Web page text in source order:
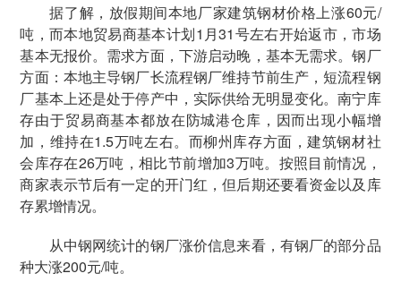
据了解，放假期间本地厂家建筑钢材价格上涨60元/
吨，而本地贸易商基本计划1月31号左右开始返市，市场
基本无报价。需求方面，下游启动晚，基本无需求。钢厂
方面：本地主导钢厂长流程钢厂维持节前生产，短流程钢
厂基本上还是处于停产中，实际供给无明显变化。南宁库
存由于贸易商基本都放在防城港仓库，因而出现小幅增
加，维持在1.5万吨左右。而柳州库存方面，建筑钢材社
会库存在26万吨，相比节前增加3万吨。按照目前情况，
商家表示节后有一定的开门红，但后期还要看资金以及库
存累增情况。
从中钢网统计的钢厂涨价信息来看，有钢厂的部分品
种大涨200元/吨。